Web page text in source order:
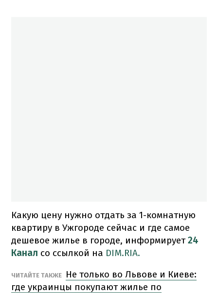
Какую цену нужно отдать за 1-комнатную
квартиру в Ужгороде сейчас и где самое
дешевое жилье в городе, информирует24
Канал со ссылкой на DIM.RIA.
ЧИТАЙТЕ ТАКЖЕ
Не только во Львове и Киеве:
где украинцы покупают жилье по